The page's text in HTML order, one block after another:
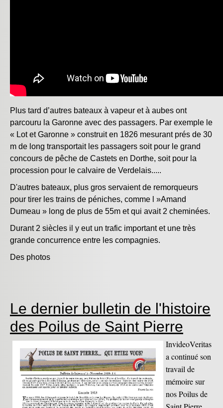
Plus tard d’autres bateaux à vapeur et à aubes ont
parcouru la Garonne avec des passagers. Par exemple le
« Lot et Garonne » construit en 1826 mesurant prés de 30
m de long transportait les passagers soit pour le grand
concours de pêche de Castets en Dorthe, soit pour la
procession pour le calvaire de Verdelais.....
D'autres bateaux, plus gros servaient de remorqueurs
pour tirer les trains de péniches, comme l »Amand
Dumeau » long de plus de 55m et qui avait 2 cheminées.
Durant 2 siècles il y eut un trafic important et une très
grande concurrence entre les compagnies.
Des photos
Le dernier bulletin de l'histoire
des Poilus de Saint Pierre
InvideoVeritas
a continué son
travail de
mémoire sur
nos Poilus de